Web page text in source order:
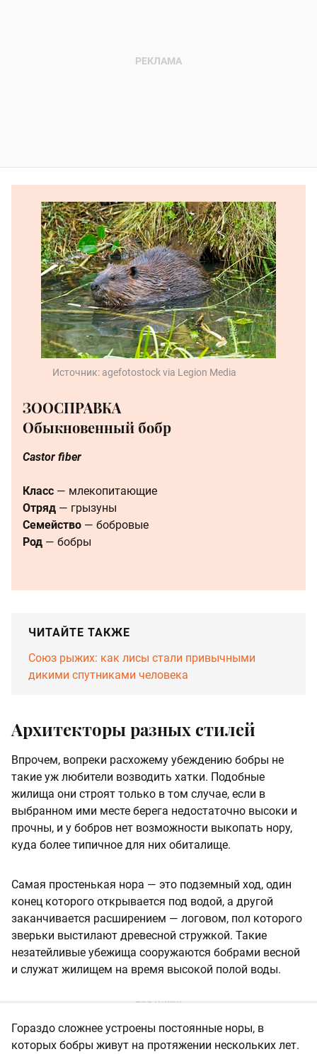
Источник: agefotostock via Legion Media
ЗООСПРАВКА
Обыкновенный бобр
Castor fiber
Класс — млекопитающие
Отряд — грызуны
Семейство — бобровые
Род — бобры
ЧИТАЙТЕ ТАКЖЕ
Союз рыжих: как лисы стали привычными
дикими спутниками человека
Архитекторы разных стилей
Впрочем, вопреки расхожему убеждению бобры не
такие уж любители возводить хатки. Подобные
жилища они строят только в том случае, если в
выбранном ими месте берега недостаточно высоки и
прочны, и у бобров нет возможности выкопать нору,
куда более типичное для них обиталище.
Самая простенькая нора — это подземный ход, один
конец которого открывается под водой, а другой
заканчивается расширением — логовом, пол которого
зверьки выстилают древесной стружкой. Такие
незатейливые убежища сооружаются бобрами весной
и служат жилищем на время высокой полой воды.
Гораздо сложнее устроены постоянные норы, в
которых бобры живут на протяжении нескольких лет.